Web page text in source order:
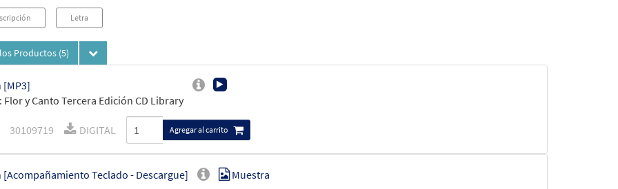
Letra
Productos (5)
[MP3]
Flor y Canto Tercera Edición CD Library
30109719 DIGITAL Agregar al carrito
[Acompañamiento Teclado - Descargue] Muestra